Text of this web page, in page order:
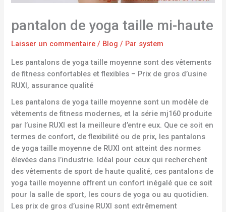
pantalon de yoga taille mi-haute
Laisser un commentaire / Blog / Par system
Les pantalons de yoga taille moyenne sont des vêtements
de fitness confortables et flexibles – Prix de gros d’usine
RUXI, assurance qualité
Les pantalons de yoga taille moyenne sont un modèle de
vêtements de fitness modernes, et la série mj160 produite
par l’usine RUXI est la meilleure d’entre eux. Que ce soit en
termes de confort, de flexibilité ou de prix, les pantalons
de yoga taille moyenne de RUXI ont atteint des normes
élevées dans l’industrie. Idéal pour ceux qui recherchent
des vêtements de sport de haute qualité, ces pantalons de
yoga taille moyenne offrent un confort inégalé que ce soit
pour la salle de sport, les cours de yoga ou au quotidien.
Les prix de gros d’usine RUXI sont extrêmement